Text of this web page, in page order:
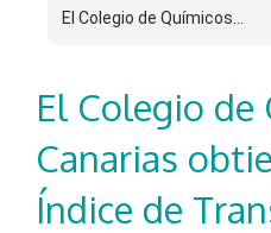
El Colegio de Químicos...
El Colegio de
Canarias
Índice de